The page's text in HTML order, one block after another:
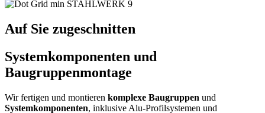
Auf Sie zugeschnitten
Systemkomponenten und
Baugruppenmontage
Wir fertigen und montieren komplexe Baugruppen und
Systemkomponenten, inklusive Alu-Profilsystemen und